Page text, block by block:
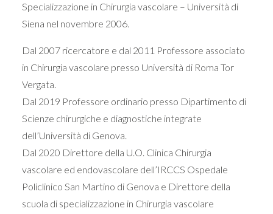
Specializzazione in Chirurgia vascolare – Università di
Siena nel novembre 2006.
Dal 2007 ricercatore e dal 2011 Professore associato
in Chirurgia vascolare presso Università di Roma Tor
Vergata.
Dal 2019 Professore ordinario presso Dipartimento di
Scienze chirurgiche e diagnostiche integrate
dell’Università di Genova.
Dal 2020 Direttore della U.O. Clinica Chirurgia
vascolare ed endovascolare dell’IRCCS Ospedale
Policlinico San Martino di Genova e Direttore della
scuola di specializzazione in Chirurgia vascolare